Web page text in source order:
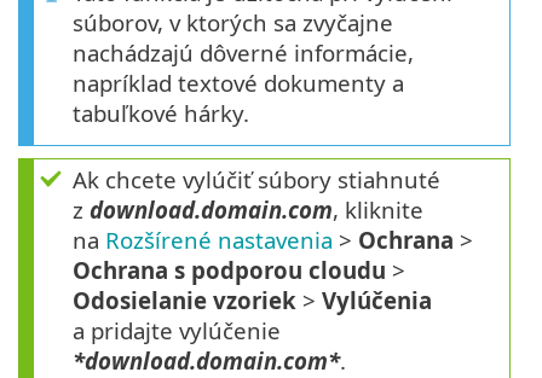
súborov, v ktorých sa zvyčajne
nachádzajú dôverné informácie,
napríklad textové dokumenty a
tabuľkové hárky.
Ak chcete vylúčiť súbory stiahnuté
z download.domain.com, kliknite
na Rozšírené nastavenia > Ochrana >
Ochrana s podporou cloudu >
Odosielanie vzoriek > Vylúčenia
a pridajte vylúčenie
*download.domain.com*.